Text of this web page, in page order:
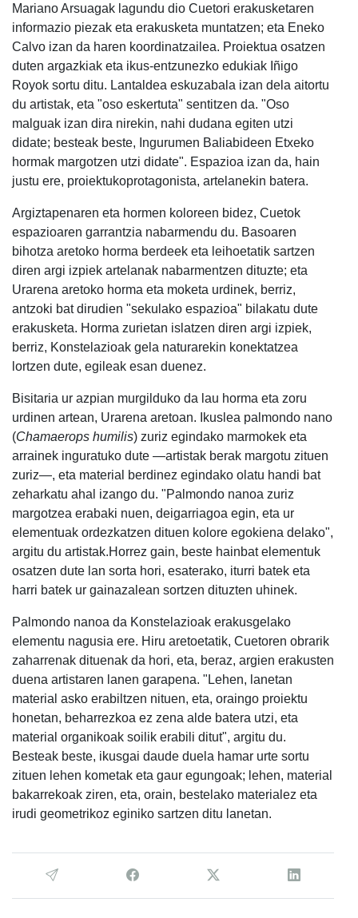
Mariano Arsuagak lagundu dio Cuetori erakusketaren
informazio piezak eta erakusketa muntatzen; eta Eneko
Calvo izan da haren koordinatzailea. Proiektua osatzen
duten argazkiak eta ikus-entzunezko edukiak Iñigo
Royok sortu ditu. Lantaldea eskuzabala izan dela aitortu
du artistak, eta "oso eskertuta" sentitzen da. "Oso
malguak izan dira nirekin, nahi dudana egiten utzi
didate; besteak beste, Ingurumen Baliabideen Etxeko
hormak margotzen utzi didate". Espazioa izan da, hain
justu ere, proiektukoprotagonista, artelanekin batera.
Argiztapenaren eta hormen koloreen bidez, Cuetok
espazioaren garrantzia nabarmendu du. Basoaren
bihotza aretoko horma berdeek eta leihoetatik sartzen
diren argi izpiek artelanak nabarmentzen dituzte; eta
Urarena aretoko horma eta moketa urdinek, berriz,
antzoki bat dirudien "sekulako espazioa" bilakatu dute
erakusketa. Horma zurietan islatzen diren argi izpiek,
berriz, Konstelazioak gela naturarekin konektatzea
lortzen dute, egileak esan duenez.
Bisitaria ur azpian murgilduko da lau horma eta zoru
urdinen artean, Urarena aretoan. Ikuslea palmondo nano
(Chamaerops humilis) zuriz egindako marmokek eta
arrainek inguratuko dute —artistak berak margotu zituen
zuriz—, eta material berdinez egindako olatu handi bat
zeharkatu ahal izango du. "Palmondo nanoa zuriz
margotzea erabaki nuen, deigarriagoa egin, eta ur
elementuak ordezkatzen dituen kolore egokiena delako",
argitu du artistak.Horrez gain, beste hainbat elementuk
osatzen dute lan sorta hori, esaterako, iturri batek eta
harri batek ur gainazalean sortzen dituzten uhinek.
Palmondo nanoa da Konstelazioak erakusgelako
elementu nagusia ere. Hiru aretoetatik, Cuetoren obrarik
zaharrenak dituenak da hori, eta, beraz, argien erakusten
duena artistaren lanen garapena. "Lehen, lanetan
material asko erabiltzen nituen, eta, oraingo proiektu
honetan, beharrezkoa ez zena alde batera utzi, eta
material organikoak soilik erabili ditut", argitu du.
Besteak beste, ikusgai daude duela hamar urte sortu
zituen lehen kometak eta gaur egungoak; lehen, material
bakarrekoak ziren, eta, orain, bestelako materialez eta
irudi geometrikoz eginiko sartzen ditu lanetan.